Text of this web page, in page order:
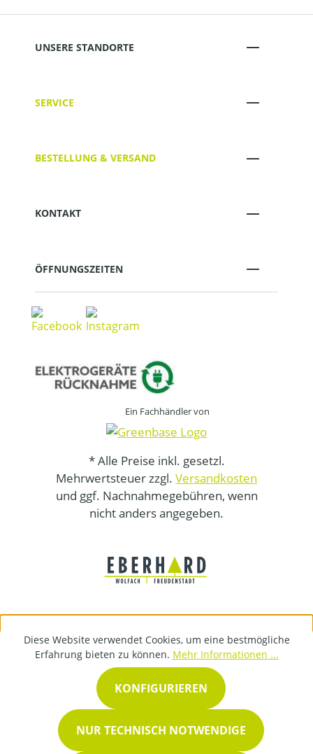
UNSERE STANDORTE
SERVICE
BESTELLUNG & VERSAND
KONTAKT
ÖFFNUNGSZEITEN
Ein Fachhändler von
* Alle Preise inkl. gesetzl.
Mehrwertsteuer zzgl. Versandkosten
und ggf. Nachnahmegebühren, wenn
nicht anders angegeben.
Diese Website verwendet Cookies, um eine bestmögliche
Erfahrung bieten zu können. Mehr Informationen ...
NUR TECHNISCH NOTWENDIGE
KONFIGURIEREN